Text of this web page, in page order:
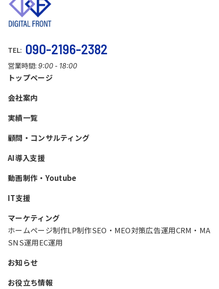
TEL: 090-2196-2382
営業時間: 9:00 - 18:00
トップページ
会社案内
実績一覧
顧問・コンサルティング
AI導入支援
動画制作・Youtube
IT支援
マーケティング
ホームページ制作LP制作SEO・MEO対策広告運用CRM・MA
SNS運用EC運用
お知らせ
お役立ち情報